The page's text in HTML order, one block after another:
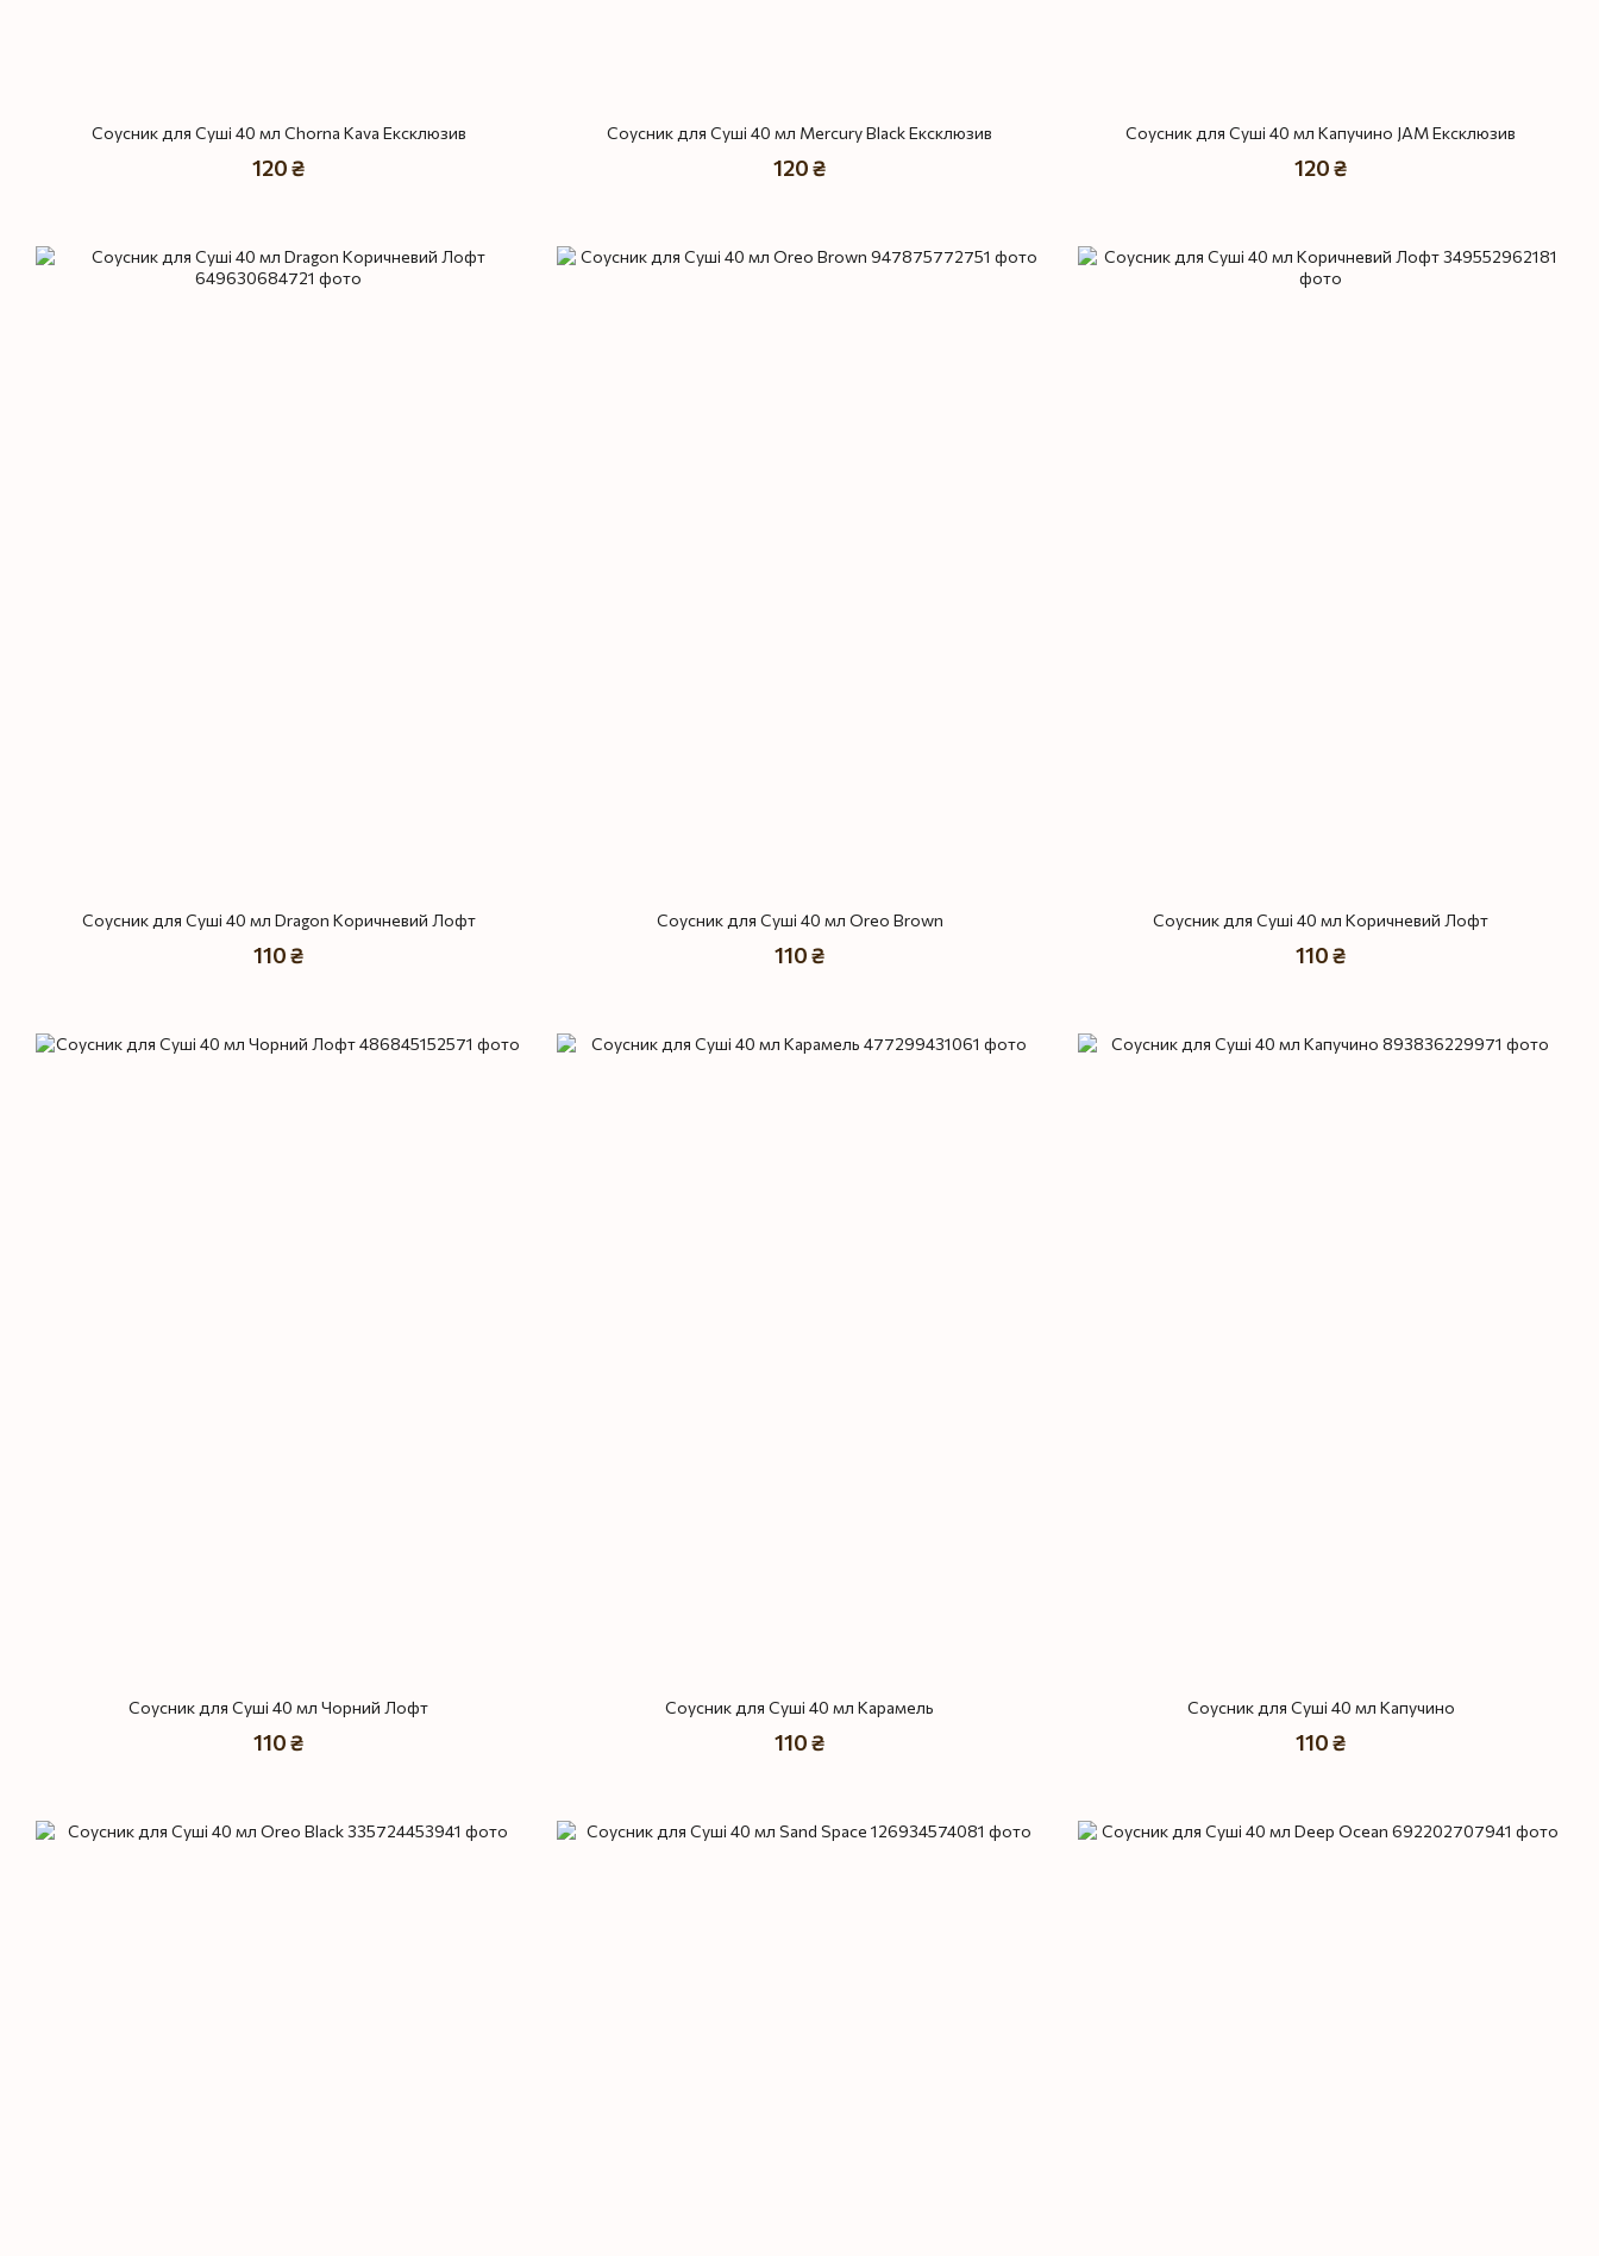
Соусник для Суші 40 мл Chorna Kava Ексклюзив
120 ₴
Соусник для Суші 40 мл Mercury Black Ексклюзив
120 ₴
Соусник для Суші 40 мл Капучино JAM Ексклюзив
120 ₴
Соусник для Суші 40 мл Dragon Коричневий Лофт
110 ₴
Соусник для Суші 40 мл Oreo Brown
110 ₴
Соусник для Суші 40 мл Коричневий Лофт
110 ₴
Соусник для Суші 40 мл Чорний Лофт
110 ₴
Соусник для Суші 40 мл Карамель
110 ₴
Соусник для Суші 40 мл Капучино
110 ₴